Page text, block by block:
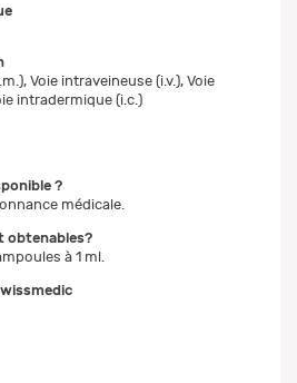
Voie intraveineuse (i.v.), Voie
intradermique (i.c.)
?
médicale.
obtenables?
à 1 ml.